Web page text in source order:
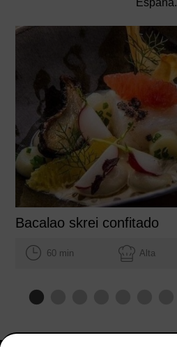
España.
Bacalao skrei confitado
60 min Alta